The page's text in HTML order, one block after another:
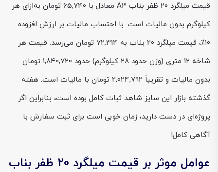
قیمت میلگرد 20 ظفر بناب A3 معادل با 65,740 تومان به‌ازای هر
کیلوگرم بدون مالیات است. با احتساب مالیات بر ارزش افزوده
۱۰٪، قیمت میلگرد 20 بناب به 72,314 تومان می‌رسد. قیمت هر
شاخه ۱۲ متری (وزن حدود 28 کیلوگرم) حدود 1,840,720 تومان
بدون مالیات و تقریباً 2,024,792 تومان با مالیات است. هفته
گذشته بازار این سایز شاهد ثبات کامل بوده است، بنابراین اگر
پروژه‌ای در دست دارید، زمان خوبی است برای ثبت سفارش با
آگاهی کامل!
عوامل موثر بر قیمت میلگرد 20 ظفر بناب